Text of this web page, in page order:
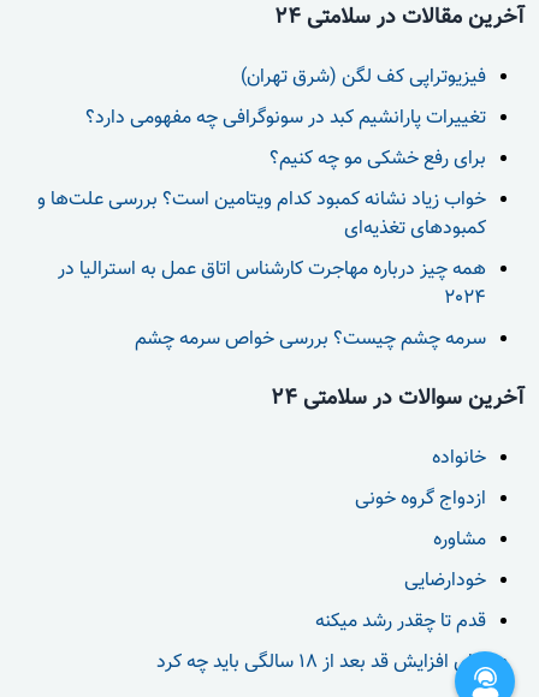
آخرین مقالات در سلامتی 24
فیزیوتراپی کف لگن (شرق تهران)
تغییرات پارانشیم کبد در سونوگرافی چه مفهومی دارد؟
برای رفع خشکی مو چه کنیم؟
خواب زیاد نشانه کمبود کدام ویتامین است؟ بررسی علت‌ها و
کمبودهای تغذیه‌ای
همه چیز درباره مهاجرت کارشناس اتاق عمل به استرالیا در
2024
سرمه چشم چیست؟ بررسی خواص سرمه چشم
آخرین سوالات در سلامتی 24
خانواده
ازدواج گروه خونی
مشاوره
خودارضایی
قدم تا چقدر رشد میکنه
برای افزایش قد بعد از 18 سالگی باید چه کرد